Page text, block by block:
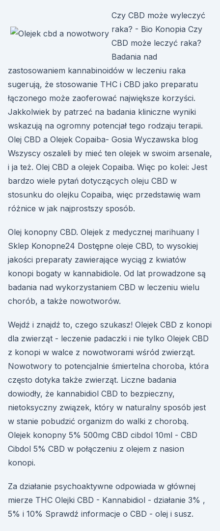
Czy CBD może wyleczyć
raka? - Bio Konopia Czy
CBD może leczyć raka?
Badania nad
zastosowaniem kannabinoidów w leczeniu raka
sugerują, że stosowanie THC i CBD jako preparatu
łączonego może zaoferować największe korzyści.
Jakkolwiek by patrzeć na badania kliniczne wyniki
wskazują na ogromny potencjał tego rodzaju terapii.
Olej CBD a Olejek Copaiba- Gosia Wyczawska blog
Wszyscy oszaleli by mieć ten olejek w swoim arsenale,
i ja też. Olej CBD a olejek Copaiba. Więc po kolei: Jest
bardzo wiele pytań dotyczących oleju CBD w
stosunku do olejku Copaiba, więc przedstawię wam
różnice w jak najprostszy sposób.
Olej konopny CBD. Olejek z medycznej marihuany I
Sklep Konopne24 Dostępne oleje CBD, to wysokiej
jakości preparaty zawierające wyciąg z kwiatów
konopi bogaty w kannabidiole. Od lat prowadzone są
badania nad wykorzystaniem CBD w leczeniu wielu
chorób, a także nowotworów.
Wejdź i znajdź to, czego szukasz! Olejek CBD z konopi
dla zwierząt - leczenie padaczki i nie tylko Olejek CBD
z konopi w walce z nowotworami wśród zwierząt.
Nowotwory to potencjalnie śmiertelna choroba, która
często dotyka także zwierząt. Liczne badania
dowiodły, że kannabidiol CBD to bezpieczny,
nietoksyczny związek, który w naturalny sposób jest
w stanie pobudzić organizm do walki z chorobą.
Olejek konopny 5% 500mg CBD cibdol 10ml - CBD
Cibdol 5% CBD w połączeniu z olejem z nasion
konopi.
Za działanie psychoaktywne odpowiada w głównej
mierze THC Olejki CBD - Kannabidiol - działanie 3% ,
5% i 10% Sprawdź informacje o CBD - olej i susz.